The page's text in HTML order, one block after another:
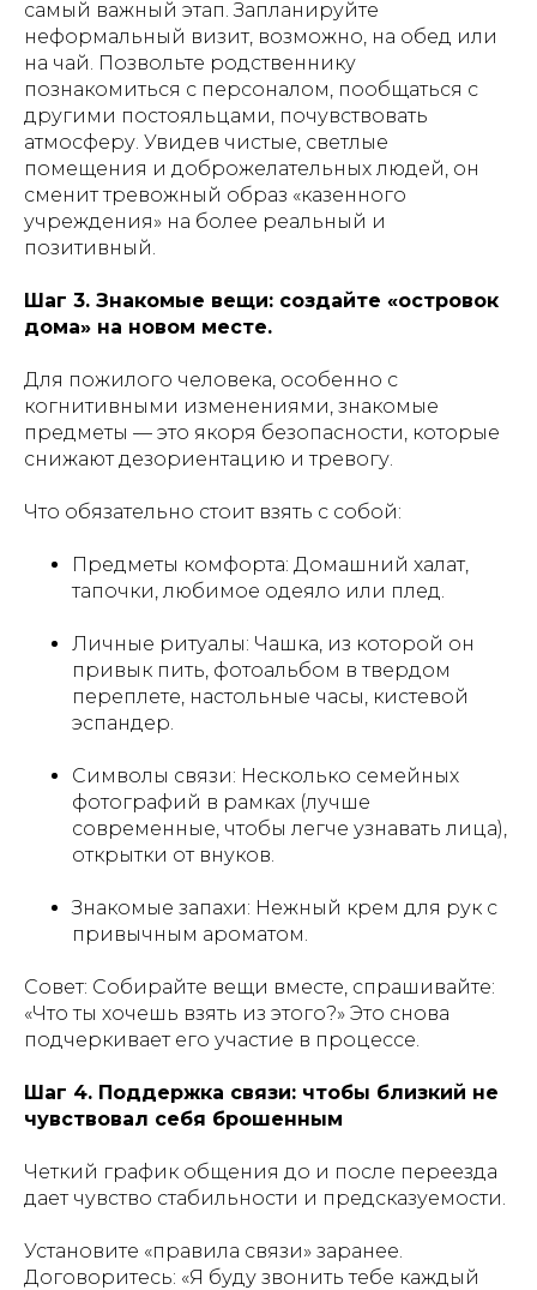
самый важный этап. Запланируйте
неформальный визит, возможно, на обед или
на чай. Позвольте родственнику
познакомиться с персоналом, пообщаться с
другими постояльцами, почувствовать
атмосферу. Увидев чистые, светлые
помещения и доброжелательных людей, он
сменит тревожный образ «казенного
учреждения» на более реальный и
позитивный.
Шаг 3. Знакомые вещи: создайте «островок
дома» на новом месте.
Для пожилого человека, особенно с
когнитивными изменениями, знакомые
предметы — это якоря безопасности, которые
снижают дезориентацию и тревогу.
Что обязательно стоит взять с собой:
Предметы комфорта: Домашний халат,
тапочки, любимое одеяло или плед.
Личные ритуалы: Чашка, из которой он
привык пить, фотоальбом в твердом
переплете, настольные часы, кистевой
эспандер.
Символы связи: Несколько семейных
фотографий в рамках (лучше
современные, чтобы легче узнавать лица),
открытки от внуков.
Знакомые запахи: Нежный крем для рук с
привычным ароматом.
Совет: Собирайте вещи вместе, спрашивайте:
«Что ты хочешь взять из этого?» Это снова
подчеркивает его участие в процессе.
Шаг 4. Поддержка связи: чтобы близкий не
чувствовал себя брошенным
Четкий график общения до и после переезда
дает чувство стабильности и предсказуемости.
Установите «правила связи» заранее.
Договоритесь: «Я буду звонить тебе каждый